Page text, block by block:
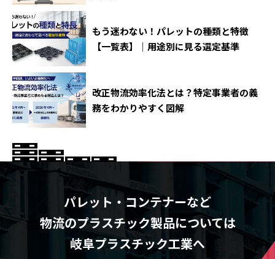
もう迷わない！パレットの種類と特徴
【一覧表】｜用途別に見る選定基準
改正物流効率化法とは？特定事業者の義
務をわかりやすく図解
パレット・コンテナーなど
物流のプラスチック製品については
岐阜プラスチック工業へ